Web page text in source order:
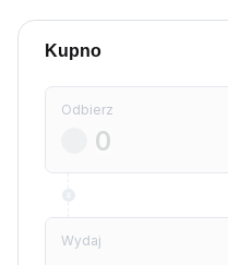
Kupno
Odbierz
Wydaj